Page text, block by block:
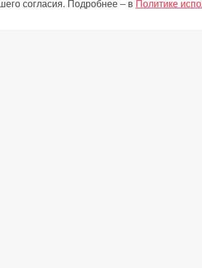
согласия. Подробнее – в Политике